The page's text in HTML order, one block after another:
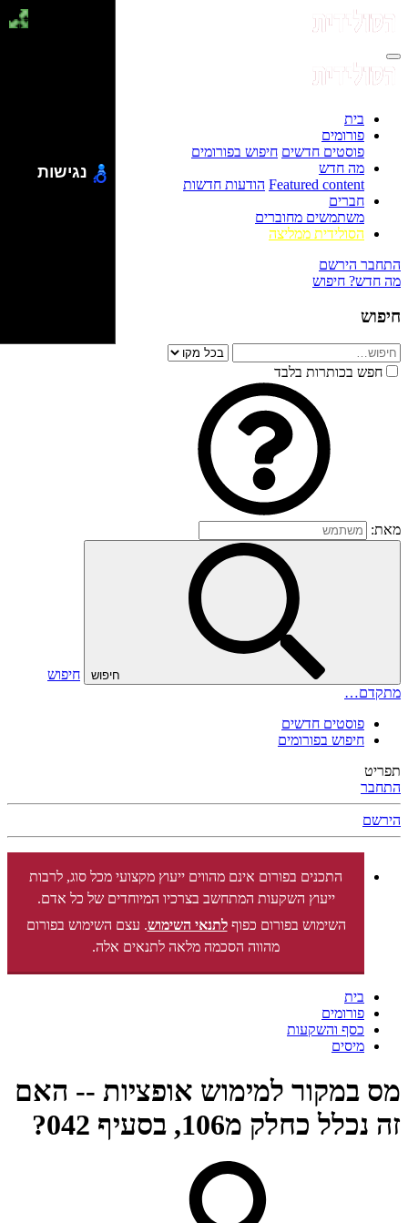
בית
פורומים
פוסטים חדשים חיפוש בפורומים
מה חדש
Featured content הודעות חדשות
חברים
משתמשים מחוברים
הסולידית ממליצה
התחבר הירשם
מה חדש? חיפוש
חיפוש
חפש בכותרות בלבד
מאת:
חיפוש
חיפוש
מתקדם…
פוסטים חדשים
חיפוש בפורומים
תפריט
התחבר
הירשם
התכנים בפורום אינם מהווים ייעוץ מקצועי מכל סוג, לרבות
ייעוץ השקעות המתחשב בצרכיו המיוחדים של כל אדם.
השימוש בפורום כפוףלתנאי השימוש. עצם השימוש בפורום
מהווה הסכמה מלאה לתנאים אלה.
בית
פורומים
כסף והשקעות
מיסים
מס במקור למימוש אופציות -- האם
זה נכלל כחלק מ106, בסעיף 042?
נגישות